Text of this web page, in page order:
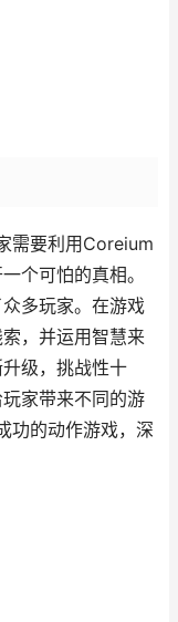
需要利用Coreium
个可怕的真相。
多玩家。在游戏
，并运用智慧来
级，挑战性十
家带来不同的游
功的动作游戏，深